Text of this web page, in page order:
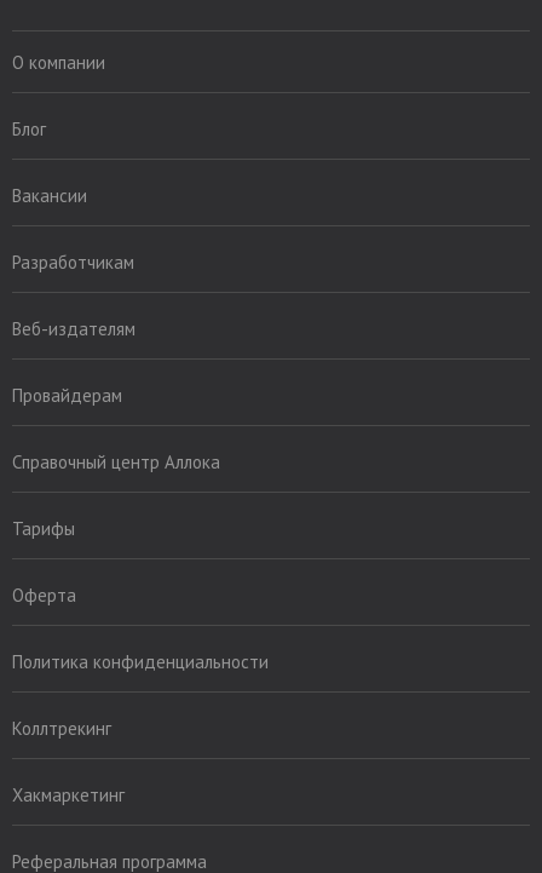
О компании
Блог
Вакансии
Разработчикам
Веб-издателям
Провайдерам
Справочный центр Аллока
Тарифы
Оферта
Политика конфиденциальности
Коллтрекинг
Хакмаркетинг
Реферальная программа